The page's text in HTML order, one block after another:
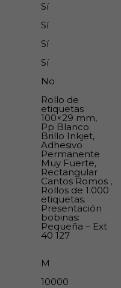
Sí
Sí
Sí
Sí
No
Rollo de
etiquetas
100×29 mm,
Pp Blanco
Brillo Inkjet,
Adhesivo
Permanente
Muy Fuerte,
Rectangular
Cantos Romos ,
Rollos de 1.000
etiquetas.
Presentación
bobinas:
Pequeña – Ext
40 127
M
10000